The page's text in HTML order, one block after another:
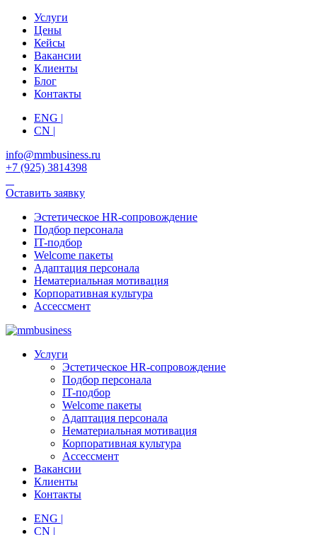
Услуги
Цены
Кейсы
Вакансии
Клиенты
Блог
Контакты
ENG |
CN |
info@mmbusiness.ru
+7 (925) 3814398
Оставить заявку
Эстетическое HR-сопровождение
Подбор персонала
IT-подбор
Welcome пакеты
Адаптация персонала
Нематериальная мотивация
Корпоративная культура
Ассессмент
Услуги
Эстетическое HR-сопровождение
Подбор персонала
IT-подбор
Welcome пакеты
Адаптация персонала
Нематериальная мотивация
Корпоративная культура
Ассессмент
Вакансии
Клиенты
Контакты
ENG |
CN |